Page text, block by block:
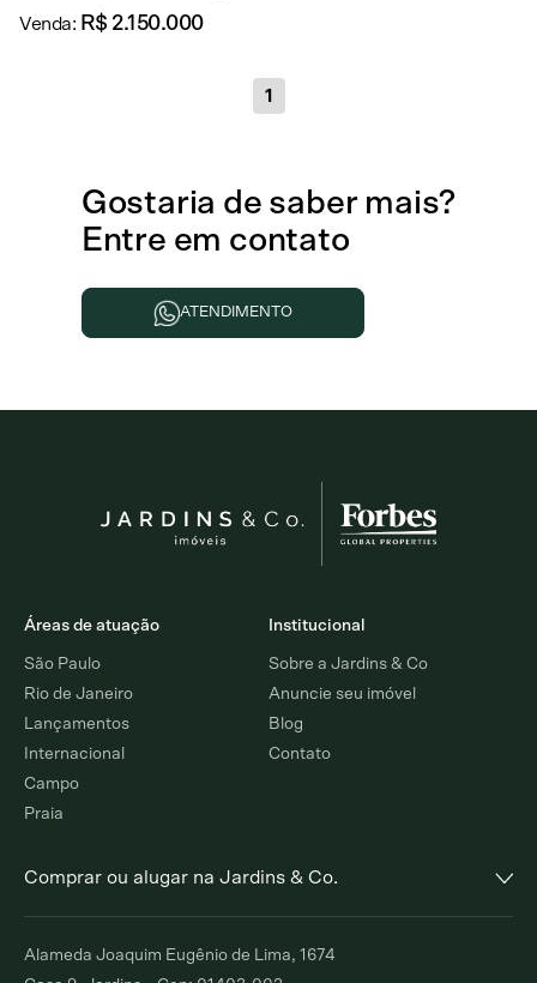
Venda: R$ 2.150.000
1
Gostaria de saber mais?
Entre em contato
ATENDIMENTO
Áreas de atuação
São Paulo
Rio de Janeiro
Lançamentos
Internacional
Campo
Praia
Institucional
Sobre a Jardins & Co
Anuncie seu imóvel
Blog
Contato
Comprar ou alugar na Jardins & Co.
Alto de Pinheiros
Comprar Alugar
Jardim Europa
Alameda Joaquim Eugênio de Lima, 1674